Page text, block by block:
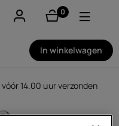
0
product(en)
In winkelwagen
14.00 uur verzonden